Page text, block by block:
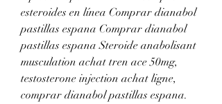
esteroides en línea Comprar dianabol
pastillas espana Comprar dianabol
pastillas espana Steroide anabolisant
musculation achat tren ace 50mg,
testosterone injection achat ligne,
comprar dianabol pastillas espana.